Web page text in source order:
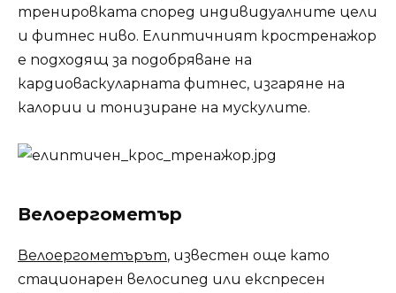
тренировката според индивидуалните цели
и фитнес ниво. Елиптичният кростренажор
е подходящ за подобряване на
кардиоваскуларната фитнес, изгаряне на
калории и тонизиране на мускулите.
Велоергометър
Велоергометърът, известен още като
стационарен велосипед или експресен